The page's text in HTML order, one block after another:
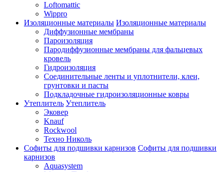
Loftomattic
Wippro
Изоляционные материалы Изоляционные материалы
Диффузионные мембраны
Пароизоляция
Пародиффузионные мембраны для фальцевых
кровель
Гидроизоляция
Соединительные ленты и уплотнители, клеи,
грунтовки и пасты
Подкладочные гидроизоляционные ковры
Утеплитель Утеплитель
Эковер
Knauf
Rockwool
Техно Николь
Софиты для подшивки карнизов Софиты для подшивки
карнизов
Aquasystem